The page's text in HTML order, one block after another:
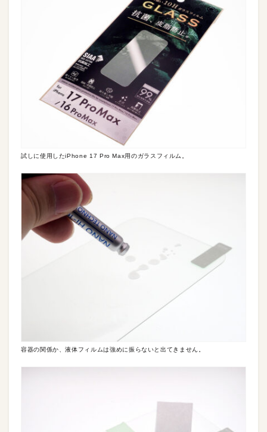
試しに使用したiPhone 17 Pro Max用のガラスフィルム。
容器の関係か、液体フィルムは強めに振らないと出てきません。